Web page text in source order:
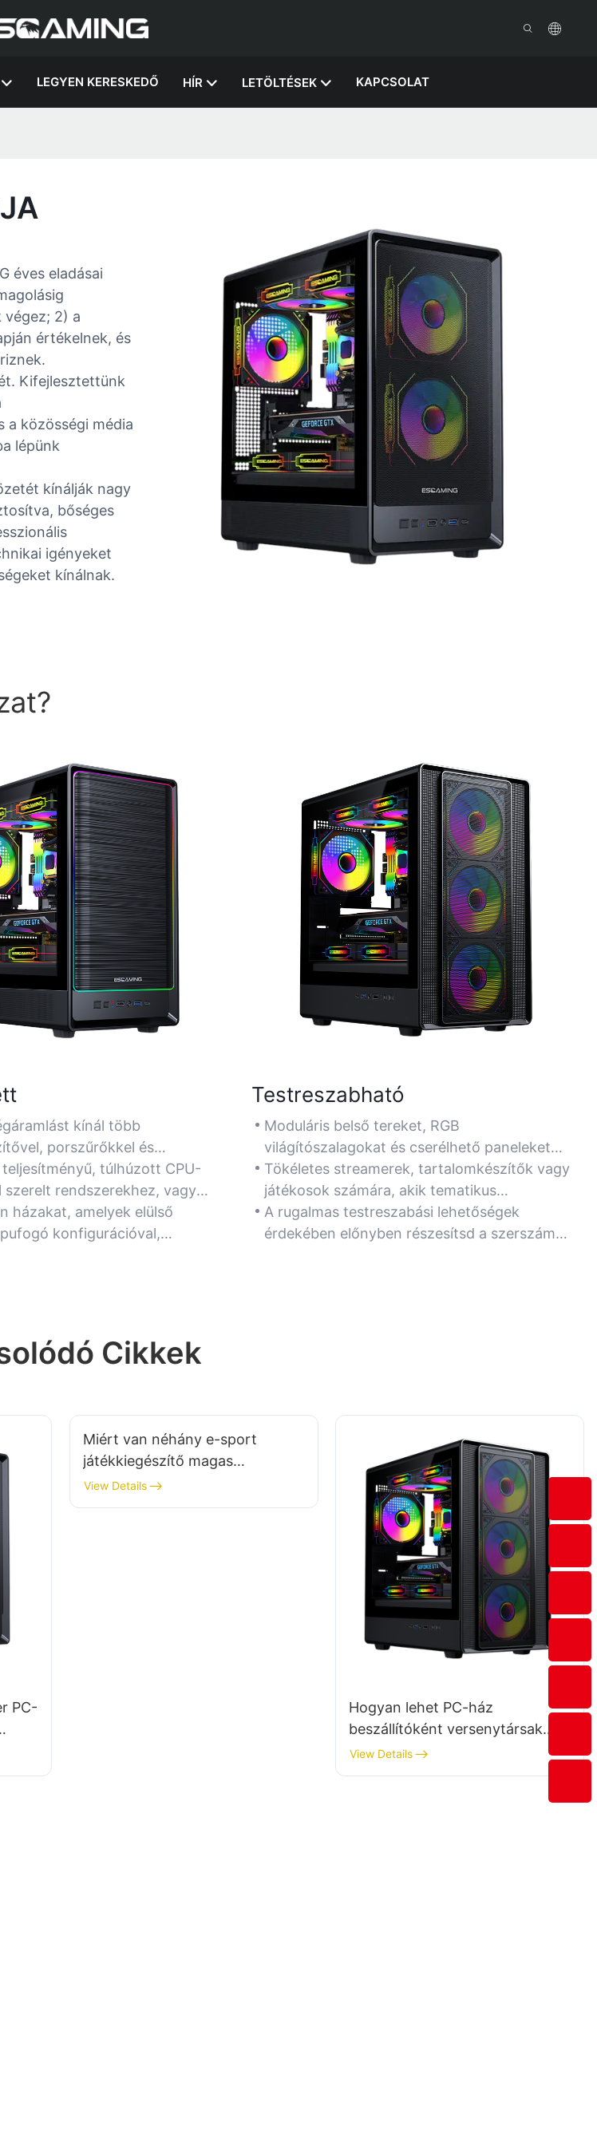
LEGYEN KERESKEDŐ HÍR LETÖLTÉSEK KAPCSOLAT
éves eladásai
2) a
értékelnek, és
Kifejlesztettünk
a közösségi média
lépünk
kínálják nagy
bőséges
igényeket
kínálnak.
kínál több
porszűrőkkel és
hogy megakadályozza a
hosszabb játékmenetek során.
túlhúzott CPU-
szerelt rendszerekhez, vagy
működő, hatékony hőkezelést
házakat, amelyek elülső
konfigurációval,
Testreszabható
Moduláris belső tereket, RGB
világítószalagokat és cserélhető paneleket
kínál a személyre szabott esztétika és az
alkatrészek kompatibilitása érdekében.
Tökéletes streamerek, tartalomkészítők vagy
játékosok számára, akik tematikus
felszereléseket szeretnének építeni, vagy
egyedi hardverbeállításokat bemutatni.
A rugalmas testreszabási lehetőségek
érdekében előnyben részesítsd a szerszám
Cikkek
PC-
Miért van néhány e-sport
játékkiegészítő magas
visszaküldési aránnyal?
View Details
Hogyan lehet PC-ház
beszállítóként versenytársak
előtt járni?
View Details